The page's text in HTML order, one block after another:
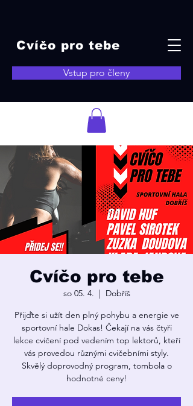
Cvíčo pro tebe
Vstup pro členy
Cvíčo pro tebe
so 05. 4.
  |
Dobříš
Přijďte si užít den plný pohybu a energie ve
sportovní hale Dokas! Čekají na vás čtyři
lekce cvičení pod vedením top lektorů, kteří
vás provedou různými cvičebními styly.
Skvělý doprovodný program, tombola o
hodnotné ceny!